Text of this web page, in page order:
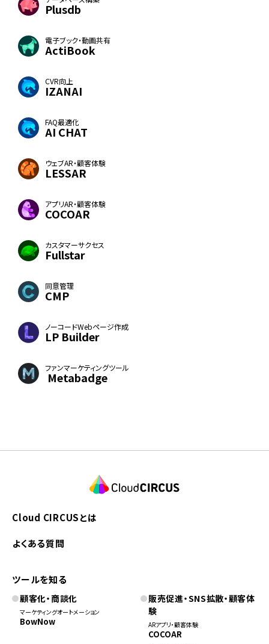
Plusdb
電子ブック・動画共有
ActiBook
CVR向上
IZANAI
FAQ最適化
AI CHAT
ウェブAR・顧客体験
LESSAR
アプリAR・顧客体験
COCOAR
カスタマーサクセス
Fullstar
同意管理
CMP
ノーコードWebページ作成
LP Builder
ファンマーケティングツール
Metabadge
Cloud CIRCUSとは
よくある質問
ツールを知る
顧客化・商談化
マーケティングオートメーション
BowNow
販売促進・SNS拡散・顧客体
験
ARアプリ・顧客体験
COCOAR